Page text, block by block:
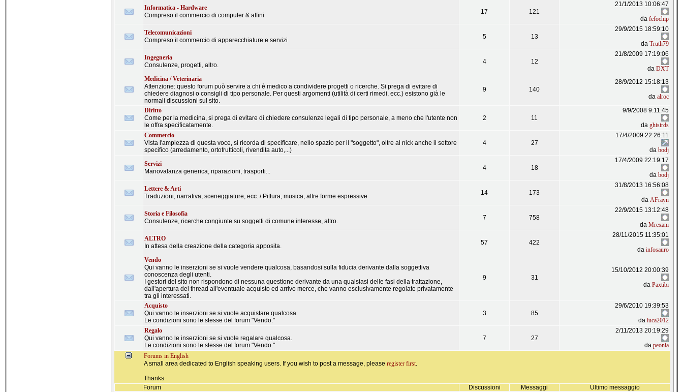
Informatica - Hardware
Compreso il commercio di computer & affini
17 121
21/1/2013 10:06:47
da fefochip
Telecomunicazioni
Compreso il commercio di apparecchiature e servizi
5 13
29/9/2015 18:59:10
da Truth79
Ingegneria
Consulenze, progetti, altro.
4 12
21/8/2009 17:19:06
da DXT
Medicina / Veterinaria
Attenzione: questo forum può servire a chi è medico a condividere progetti o ricerche. Si prega di evitare di
chiedere diagnosi o consigli di tipo personale. Per questi argomenti (utilità di certi rimedi, ecc.) esistono già le
normali discussioni sul sito.
9 140
28/9/2012 15:18:13
da alroc
Diritto
Come per la medicina, si prega di evitare di chiedere consulenze legali di tipo personale, a meno che l'utente non
le offra specificatamente.
2 11
9/9/2008 9:11:45
da ghisirds
Commercio
Vista l'ampiezza di questa voce, si ricorda di specificare, nello spazio per il "soggetto", oltre al nick anche il settore
specifico (arredamento, ortofrutticoli, rivendita auto,...)
4 27
17/4/2009 22:26:11
da bodj
Servizi
Manovalanza generica, riparazioni, trasporti...
4 18
17/4/2009 22:19:17
da bodj
Lettere & Arti
Traduzioni, narrativa, sceneggiature, ecc. / Pittura, musica, altre forme espressive
14 173
31/8/2013 16:56:08
da AFrayn
Storia e Filosofia
Consulenze, ricerche congiunte su soggetti di comune interesse, altro.
7 758
22/9/2015 13:12:48
da Mrexani
ALTRO
In attesa della creazione della categoria apposita.
57 422
28/11/2015 11:35:01
da infosauro
Vendo
Qui vanno le inserzioni se si vuole vendere qualcosa, basandosi sulla fiducia derivante dalla soggettiva
conoscenza degli utenti.
I gestori del sito non rispondono di nessuna questione derivante da una qualsiasi delle fasi della trattazione,
dall'apertura del thread all'eventuale acquisto ed arrivo merce, che vanno esclusivamente regolate privatamente
tra gli interessati.
9 31
15/10/2012 20:00:39
da Paxtibi
Acquisto
Qui vanno le inserzioni se si vuole acquistare qualcosa.
Le condizioni sono le stesse del forum "Vendo."
3 85
29/6/2010 19:39:53
da luca2012
Regalo
Qui vanno le inserzioni se si vuole regalare qualcosa.
Le condizioni sono le stesse del forum "Vendo."
7 27
2/11/2013 20:19:29
da peonia
Forums in English
A small area dedicated to English speaking users. If you wish to post a message, please register first.
Thanks
Forum
Discussioni Messaggi Ultimo messaggio